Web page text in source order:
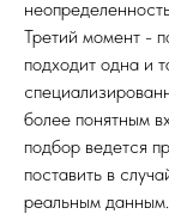
Третий момент -
подходит одна и
более понятным
подбор ведется
поставить в
реальным данным.